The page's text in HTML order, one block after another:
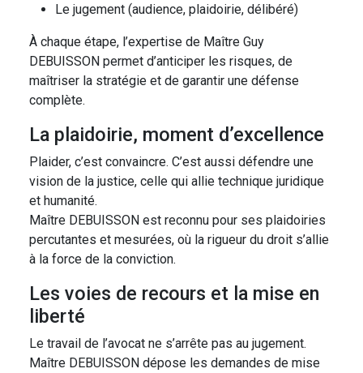
Le jugement (audience, plaidoirie, délibéré)
À chaque étape, l’expertise de Maître Guy
DEBUISSON permet d’anticiper les risques, de
maîtriser la stratégie et de garantir une défense
complète.
La plaidoirie, moment d’excellence
Plaider, c’est convaincre. C’est aussi défendre une
vision de la justice, celle qui allie technique juridique
et humanité.
Maître DEBUISSON est reconnu pour ses plaidoiries
percutantes et mesurées, où la rigueur du droit s’allie
à la force de la conviction.
Les voies de recours et la mise en
liberté
Le travail de l’avocat ne s’arrête pas au jugement.
Maître DEBUISSON dépose les demandes de mise